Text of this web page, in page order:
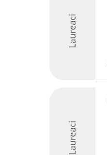
Laureaci
Laureaci